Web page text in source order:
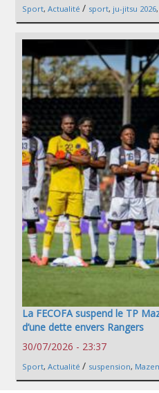
Sport, Actualité / sport, ju-jitsu 2026,
La FECOFA suspend le TP
d’une dette envers Rangers
30/07/2026 - 23:37
Sport, Actualité / suspension,